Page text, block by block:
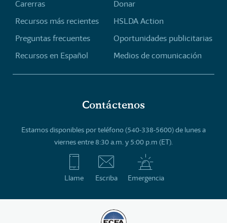
Carerras
Recursos más recientes
Preguntas frecuentes
Recursos en Español
Donar
HSLDA Action
Oportunidades publicitarias
Medios de comunicación
Contáctenos
Estamos disponibles por teléfono (540-338-5600) de lunes a
viernes entre 8:30 a.m. y 5:00 p.m (ET).
Llame Escriba Emergencia